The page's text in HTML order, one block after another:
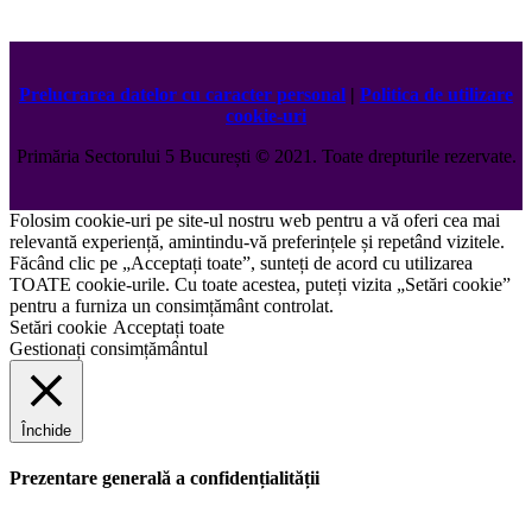
Prelucrarea datelor cu caracter personal | Politica de utilizare
cookie-uri
Primăria Sectorului 5 București ©️2021. Toate drepturile rezervate.
Folosim cookie-uri pe site-ul nostru web pentru a vă oferi cea mai
relevantă experiență, amintindu-vă preferințele și repetând vizitele.
Făcând clic pe „Acceptați toate”, sunteți de acord cu utilizarea
TOATE cookie-urile. Cu toate acestea, puteți vizita „Setări cookie”
pentru a furniza un consimțământ controlat.
Setări cookie Acceptați toate
Gestionați consimțământul
Închide
Prezentare generală a confidențialității